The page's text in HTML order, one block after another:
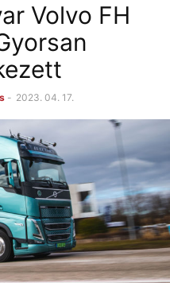
Volvo FH
- 2023. 04. 17.